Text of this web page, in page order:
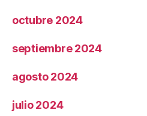
octubre 2024
septiembre 2024
agosto 2024
julio 2024